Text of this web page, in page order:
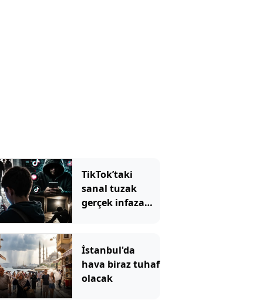
TikTok’taki
sanal tuzak
gerçek infaza
ölüme yolladılar
İstanbul'da
hava biraz tuhaf
olacak